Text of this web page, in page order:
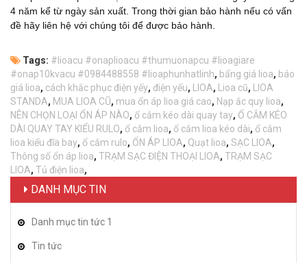
4 năm kể từ ngày sản xuất. Trong thời gian bảo hành nếu có vấn
đề hãy liên hệ với chúng tôi để được bảo hành.
Tags: #lioacu #onaplioacu #thumuonapcu #lioagiare
#onap10kvacu #0984488558 #lioaphunhatlinh, bẩng giá lioa, báo
giá lioa, cách khắc phục điện yếy, điện yếu, LIOA, Lioa cũ,
LIOA
STANDA, MUA LIOA CŨ, mua ổn áp lioa giá cao, Nạp ắc quy lioa,
NÊN CHỌN LOẠI ỔN ÁP NÀO, ổ cắm kéo dài quay tay, Ổ CẮM KÉO
DÀI QUAY TAY KIỂU RULO, ổ cắm lioa, ổ cắm lioa kéo dài, ổ cắm
lioa kiểu đĩa bay, ổ cắm rulo, ỔN ÁP LIOA, Quạt lioa, SẠC LIOA,
Thông số ổn áp lioa, TRẠM SẠC ĐIỆN THOẠI LIOA, TRẠM SẠC
LIOA, Tủ điện lioa,
DANH MỤC TIN
Danh mục tin tức 1
Tin tức